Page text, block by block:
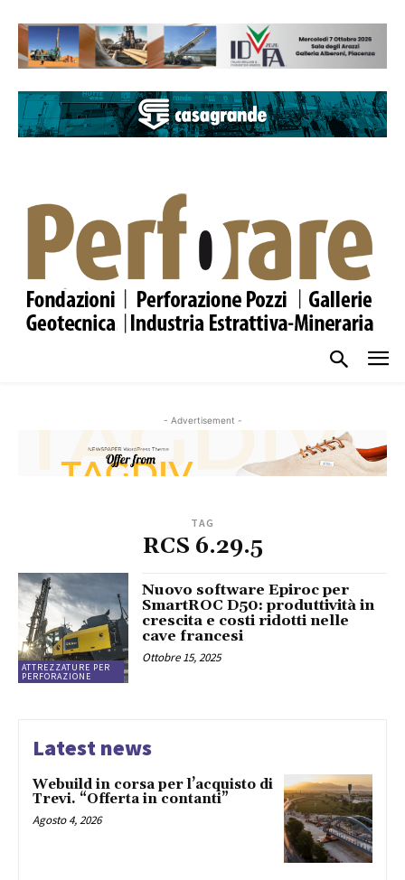
- Advertisement -
TAG
RCS 6.29.5
ATTREZZATURE PER
PERFORAZIONE
Nuovo software Epiroc per
SmartROC D50: produttività in
crescita e costi ridotti nelle
cave francesi
Ottobre 15, 2025
Latest news
Webuild in corsa per l’acquisto di
Trevi. “Offerta in contanti”
Agosto 4, 2026